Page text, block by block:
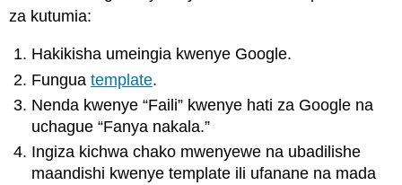
za kutumia:
Hakikisha umeingia kwenye Google.
Funguatemplate.
Nenda kwenye “Faili” kwenye hati za Google na
uchague “Fanya nakala.”
Ingiza kichwa chako mwenyewe na ubadilishe
maandishi kwenye template ili ufanane na mada